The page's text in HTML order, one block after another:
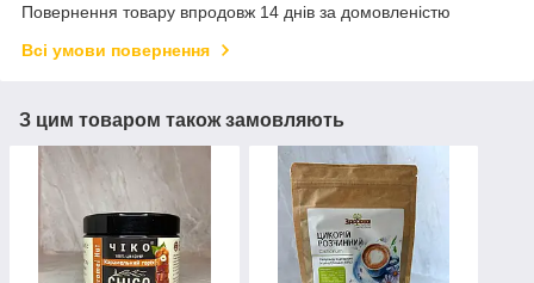
Повернення товару впродовж 14 днів за домовленістю
Всі умови повернення
З цим товаром також замовляють